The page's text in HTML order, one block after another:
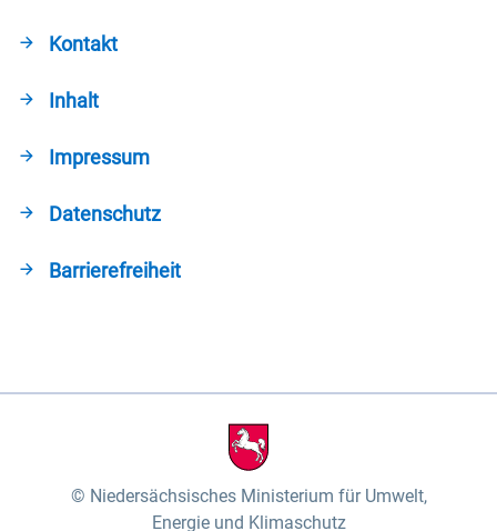
Kontakt
Inhalt
Impressum
Datenschutz
Barrierefreiheit
Niedersächsisches Ministerium für Umwelt,
Energie und Klimaschutz